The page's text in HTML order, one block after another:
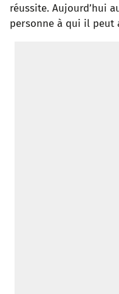
réussite. Aujourd’hui
personne à qui il peut